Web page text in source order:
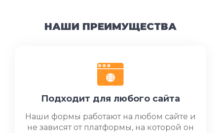
НАШИ ПРЕИМУЩЕСТВА
Подходит для любого сайта
Наши формы работают на любом сайте и
не зависят от платформы, на которой он